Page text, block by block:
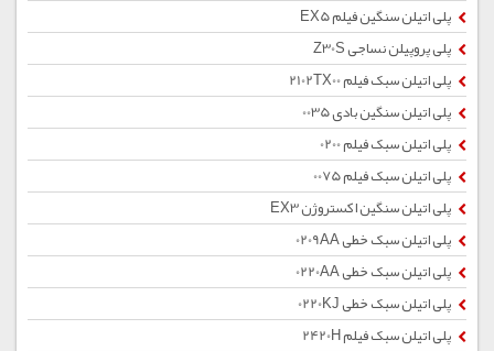
پلی اتیلن سنگین فیلم EX5
پلی پروپیلن نساجی Z30S
پلی اتیلن سبک فیلم 2102TX00
پلی اتیلن سنگین بادی 0035
پلی اتیلن سبک فیلم 0200
پلی اتیلن سبک فیلم 0075
پلی اتیلن سنگین اکستروژن EX3
پلی اتیلن سبک خطی 0209AA
پلی اتیلن سبک خطی 0220AA
پلی اتیلن سبک خطی 0220KJ
پلی اتیلن سبک فیلم 2420H